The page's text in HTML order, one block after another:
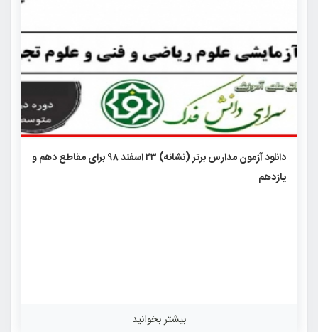
۳
دانلود آزمون مدارس برتر (نشانه) ۲۳ اسفند ۹۸ برای مقاطع دهم و
یازدهم
بیشتر بخوانید